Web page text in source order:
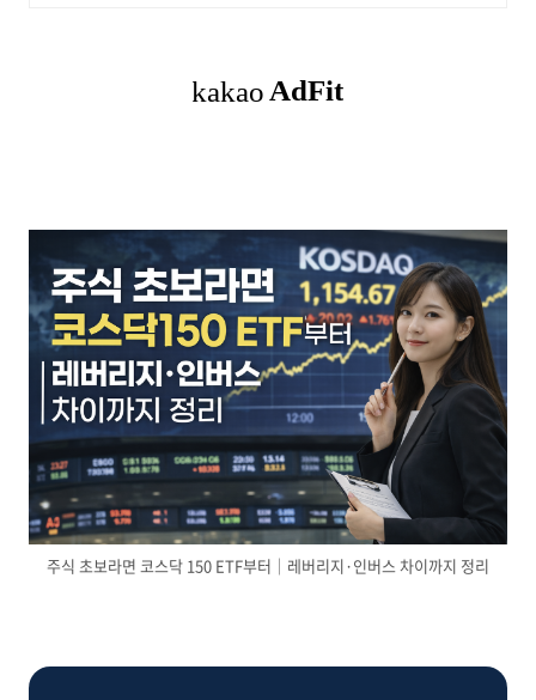
주식 초보라면 코스닥 150 ETF부터｜레버리지·인버스 차이까지 정리